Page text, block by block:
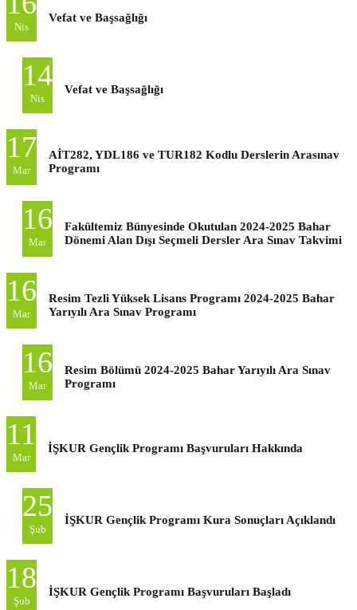
Nis
Vefat ve Başsağlığı
14
Nis
Vefat ve Başsağlığı
17
Mar
AİT282, YDL186 ve TUR182 Kodlu Derslerin Arasınav
Programı
16
Mar
Fakültemiz Bünyesinde Okutulan 2024-2025 Bahar
Dönemi Alan Dışı Seçmeli Dersler Ara Sınav Takvimi
16
Mar
Resim Tezli Yüksek Lisans Programı 2024-2025 Bahar
Yarıyılı Ara Sınav Programı
16
Mar
Resim Bölümü 2024-2025 Bahar Yarıyılı Ara Sınav
Programı
11
Mar
İŞKUR Gençlik Programı Başvuruları Hakkında
25
Şub
İŞKUR Gençlik Programı Kura Sonuçları Açıklandı
18
Şub
İŞKUR Gençlik Programı Başvuruları Başladı